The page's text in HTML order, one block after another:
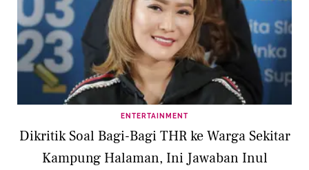
ENTERTAINMENT
Dikritik Soal Bagi-Bagi THR ke Warga Sekitar
Kampung Halaman, Ini Jawaban Inul